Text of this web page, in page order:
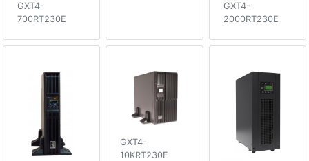
GXT4-
700RT230E
GXT4-
2000RT230E
GXT4-
10KRT230E